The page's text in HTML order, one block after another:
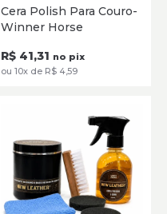
ADICIONAR
Cera Polish Para Couro-
Winner Horse
R$ 41,31 no pix
ou 10x de R$ 4,59